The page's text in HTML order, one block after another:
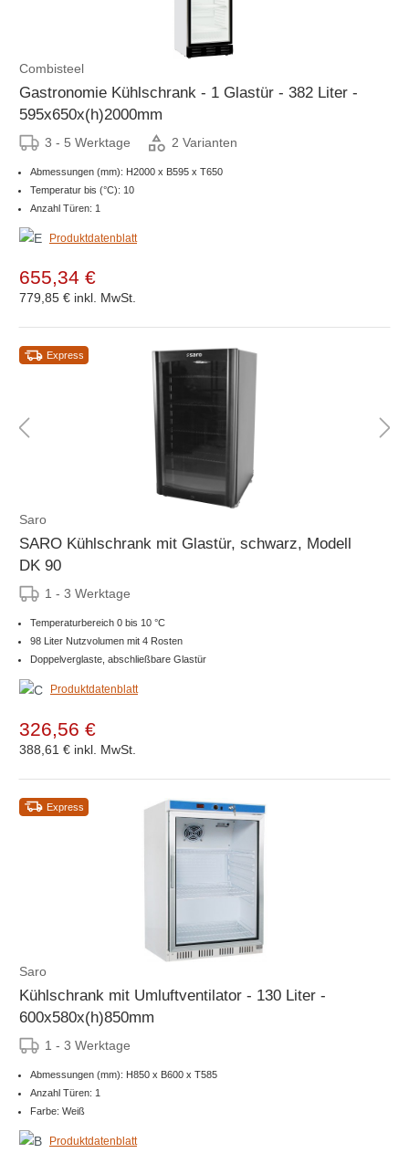
Combisteel
Gastronomie Kühlschrank - 1 Glastür - 382 Liter -
595x650x(h)2000mm
3 - 5 Werktage 2 Varianten
Abmessungen (mm): H2000 x B595 x T650
Temperatur bis (°C): 10
Anzahl Türen: 1
Produktdatenblatt
655,34 €
779,85 € inkl. MwSt.
Express
Saro
SARO Kühlschrank mit Glastür, schwarz, Modell
DK 90
1 - 3 Werktage
Temperaturbereich 0 bis 10 °C
98 Liter Nutzvolumen mit 4 Rosten
Doppelverglaste, abschließbare Glastür
Produktdatenblatt
326,56 €
388,61 € inkl. MwSt.
Express
Saro
Kühlschrank mit Umluftventilator - 130 Liter -
600x580x(h)850mm
1 - 3 Werktage
Abmessungen (mm): H850 x B600 x T585
Anzahl Türen: 1
Farbe: Weiß
Produktdatenblatt